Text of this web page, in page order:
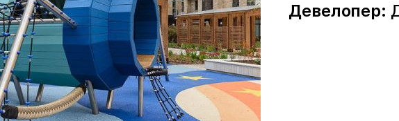
Девелопер: